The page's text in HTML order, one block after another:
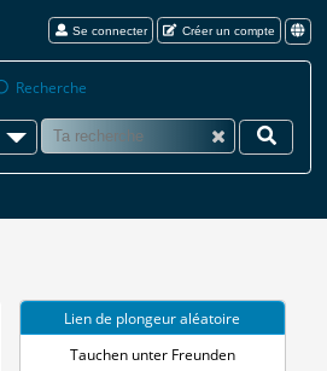
Se connecter Créer un compte
Recherche
Lien de plongeur aléatoire
Tauchen unter Freunden